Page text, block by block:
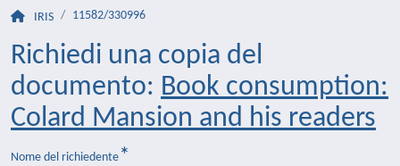
IRIS 11582/330996
Richiedi una copia del
documento: Book consumption:
Colard Mansion and his readers
Nome del richiedente